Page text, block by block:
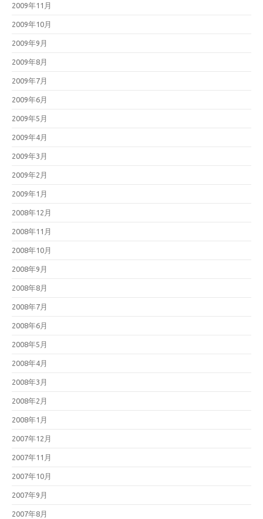
2009年11月
2009年10月
2009年9月
2009年8月
2009年7月
2009年6月
2009年5月
2009年4月
2009年3月
2009年2月
2009年1月
2008年12月
2008年11月
2008年10月
2008年9月
2008年8月
2008年7月
2008年6月
2008年5月
2008年4月
2008年3月
2008年2月
2008年1月
2007年12月
2007年11月
2007年10月
2007年9月
2007年8月